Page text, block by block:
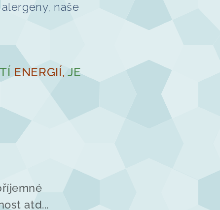
naše
ENERGIÍ, JE
atd...